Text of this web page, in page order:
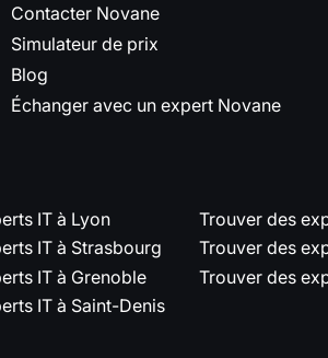
Contacter Novane
Simulateur de prix
Blog
Échanger avec un expert Novane
IT à Lyon Trouver des
IT à Strasbourg Trouver des
IT à Grenoble Trouver des
IT à Saint-Denis